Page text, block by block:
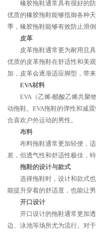
橡胶拖鞋通常具有很好的
优质的橡胶拖鞋能够抵御各种
季，橡胶拖鞋能够有效防止滑倒
皮革
皮革拖鞋通常更为耐用且
优质的皮革拖鞋在舒适性和美
加，皮革会逐渐适应脚型，带
EVA材料
EVA（乙烯-醋酸乙烯共聚
动拖鞋。EVA拖鞋的弹性和减
合喜欢户外运动的男性。
布料
布料拖鞋通常更加轻便，
差，但透气性和舒适性极佳，
拖鞋的设计与款式
选择拖鞋时，设计和款式
能提升穿着的舒适度，也能让男
开口设计
开口设计的拖鞋通常更加
边、泳池等场所尤为流行。对